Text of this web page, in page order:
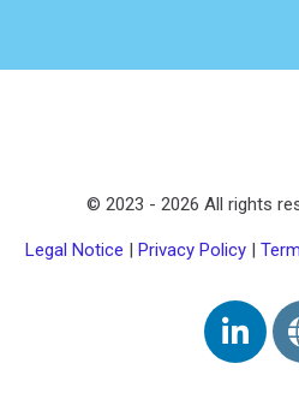
© 2023 - 2026 All rights
Legal Notice | Privacy Policy |